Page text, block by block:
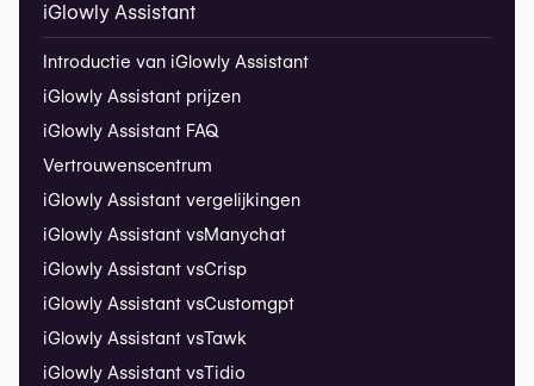
iGlowly Assistant
Introductie van iGlowly Assistant
iGlowly Assistant prijzen
iGlowly Assistant FAQ
Vertrouwenscentrum
iGlowly Assistant vergelijkingen
iGlowly Assistant vsManychat
iGlowly Assistant vsCrisp
iGlowly Assistant vsCustomgpt
iGlowly Assistant vsTawk
iGlowly Assistant vsTidio